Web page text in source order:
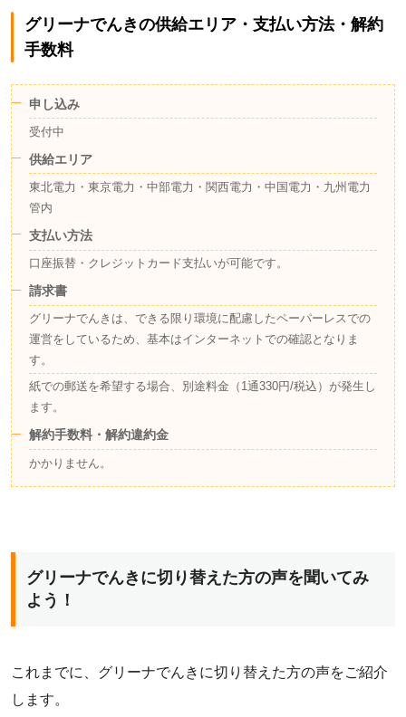
グリーナでんきの供給エリア・支払い方法・解約
手数料
申し込み
受付中
供給エリア
東北電力・東京電力・中部電力・関西電力・中国電力・九州電力
管内
支払い方法
口座振替・クレジットカード支払いが可能です。
請求書
グリーナでんきは、できる限り環境に配慮したペーパーレスでの
運営をしているため、基本はインターネットでの確認となりま
す。
紙での郵送を希望する場合、別途料金（1通330円/税込）が発生し
ます。
解約手数料・解約違約金
かかりません。
グリーナでんきに切り替えた方の声を聞いてみ
よう！
これまでに、グリーナでんきに切り替えた方の声をご紹介
します。